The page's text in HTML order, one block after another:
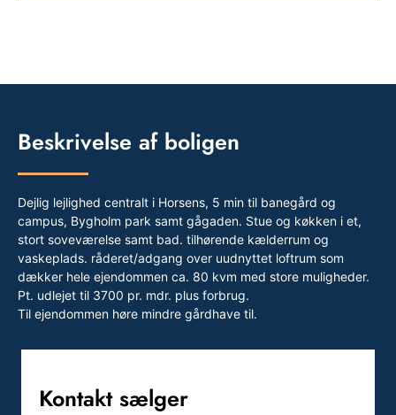
Beskrivelse af boligen
Dejlig lejlighed centralt i Horsens, 5 min til banegård og
campus, Bygholm park samt gågaden. Stue og køkken i et,
stort soveværelse samt bad. tilhørende kælderrum og
vaskeplads. råderet/adgang over uudnyttet loftrum som
dækker hele ejendommen ca. 80 kvm med store muligheder.
Pt. udlejet til 3700 pr. mdr. plus forbrug.
Til ejendommen høre mindre gårdhave til.
Kontakt sælger